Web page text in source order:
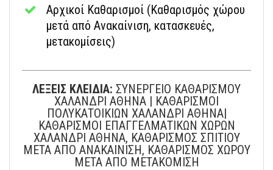
Αρχικοί Καθαρισμοί (Καθαρισμός χώρου
μετά από Ανακαίνιση, κατασκευές,
μετακομίσεις)
ΛΕΞΕΙΣ ΚΛΕΙΔΙΑ: ΣΥΝΕΡΓΕΙΟ ΚΑΘΑΡΙΣΜΟΥ
ΧΑΛΑΝΔΡΙ ΑΘΗΝΑ | ΚΑΘΑΡΙΣΜΟΙ
ΠΟΛΥΚΑΤΟΙΚΙΩΝ ΧΑΛΑΝΔΡΙ ΑΘΗΝΑ|
ΚΑΘΑΡΙΣΜΟΙ ΕΠΑΓΓΕΛΜΑΤΙΚΩΝ ΧΩΡΩΝ
ΧΑΛΑΝΔΡΙ ΑΘΗΝΑ, ΚΑΘΑΡΙΣΜΟΣ ΣΠΙΤΙΟΥ
ΜΕΤΑ ΑΠΟ ΑΝΑΚΑΙΝΙΣΗ, ΚΑΘΑΡΙΣΜΟΣ ΧΩΡΟΥ
ΜΕΤΑ ΑΠΟ ΜΕΤΑΚΟΜΙΣΗ